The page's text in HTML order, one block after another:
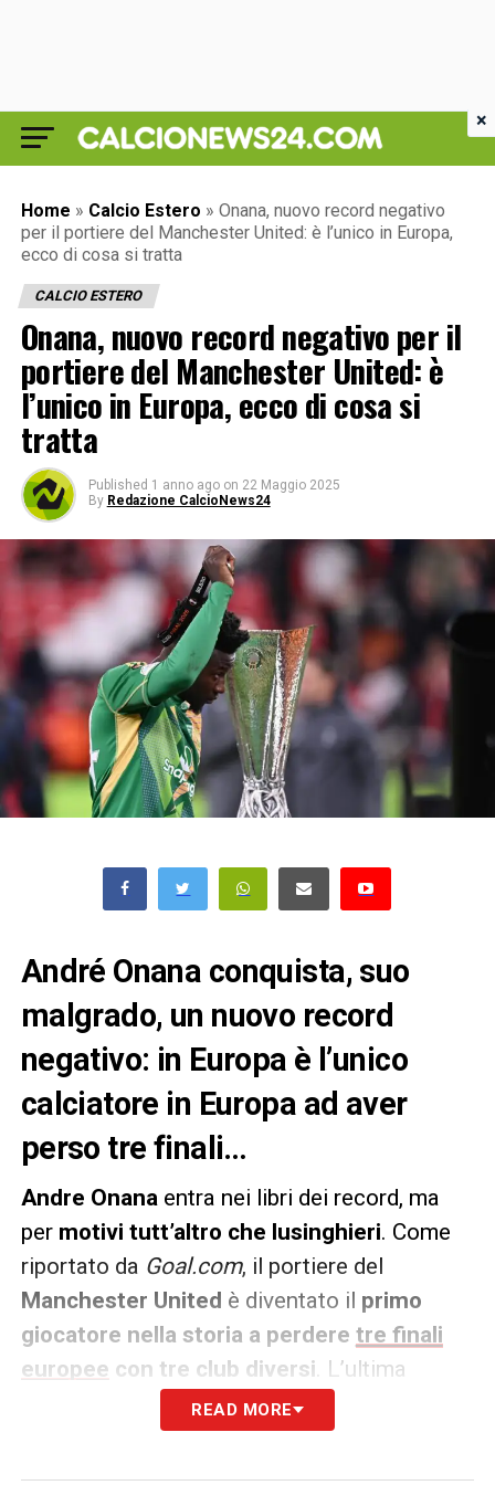
Home » Calcio Estero » Onana, nuovo record negativo
per il portiere del Manchester United: è l’unico in Europa,
ecco di cosa si tratta
CALCIO ESTERO
Onana, nuovo record negativo per il
portiere del Manchester United: è
l’unico in Europa, ecco di cosa si
tratta
Published 1 anno ago on 22 Maggio 2025
By Redazione CalcioNews24
André Onana conquista, suo
malgrado, un nuovo record
negativo: in Europa è l’unico
calciatore in Europa ad aver
perso tre finali…
Andre Onana entra nei libri dei record, ma
per motivi tutt’altro che lusinghieri. Come
riportato da Goal.com, il portiere del
Manchester United è diventato il primo
giocatore nella storia a perdere tre finali
europee con tre club diversi . L’ultima
sconfitta è arrivata mercoledì a Bilbao, dove i
sono statibattuti 1-0 dal
READ MORE
×